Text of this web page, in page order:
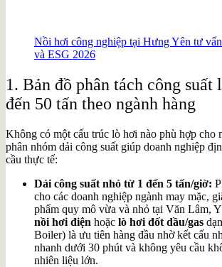
Nồi hơi công nghiệp tại Hưng Yên tư
và ESG 2026
1. Bản đồ phân tách công suất
đến 50 tấn theo ngành hàng
Không có một cấu trúc lò hơi nào phù hợp cho
phân nhóm dải công suất giúp doanh nghiệp
cầu thực tế:
Dải công suất nhỏ từ 1 đến 5 tấn/giờ:
cho các doanh nghiệp ngành may mặc,
phẩm quy mô vừa và nhỏ tại Văn Lâm,
nồi hơi điện hoặc lò hơi đốt dầu/gas
Boiler) là ưu tiên hàng đầu nhờ kết cấu
nhanh dưới 30 phút và không yêu cầu
nhiên liệu lớn.